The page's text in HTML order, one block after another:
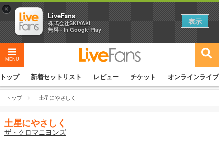
MENU
トップ 新着セットリスト レビュー チケット オンラインライブ
トップ 土星にやさしく
土星にやさしく
ザ・クロマニヨンズ
×
LiveFans
株式会社SKIYAKI
無料 - In Google Play
表示